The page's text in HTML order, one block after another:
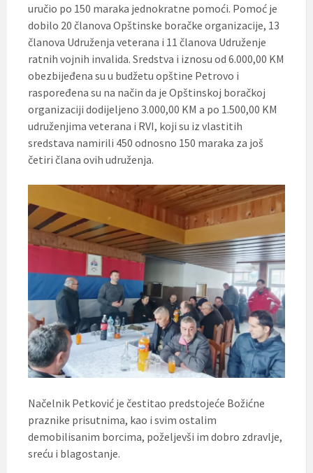
uručio po 150 maraka jednokratne pomoći. Pomoć je
dobilo 20 članova Opštinske boračke organizacije, 13
članova Udruženja veterana i 11 članova Udruženje
ratnih vojnih invalida. Sredstva i iznosu od 6.000,00 KM
obezbijeđena su u budžetu opštine Petrovo i
raspoređena su na način da je Opštinskoj boračkoj
organizaciji dodijeljeno 3.000,00 KM a po 1.500,00 KM
udruženjima veterana i RVI, koji su iz vlastitih
sredstava namirili 450 odnosno 150 maraka za još
četiri člana ovih udruženja.
Načelnik Petković je čestitao predstojeće Božićne
praznike prisutnima, kao i svim ostalim
demobilisanim borcima, poželjevši im dobro zdravlje,
sreću i blagostanje.